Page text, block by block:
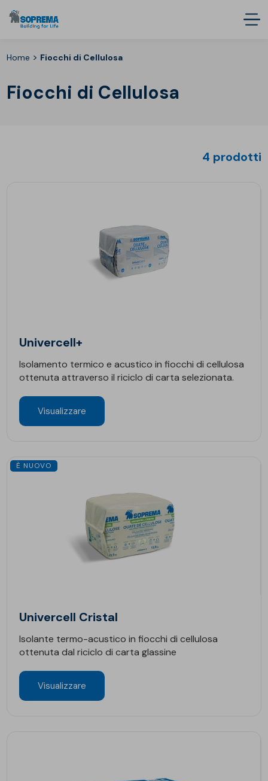
Home > Fiocchi di Cellulosa
Fiocchi di Cellulosa
4 prodotti
Univercell+
Isolamento termico e acustico in fiocchi di cellulosa
ottenuta attraverso il riciclo di carta selezionata.
Visualizzare
È NUOVO
Univercell Cristal
Isolante termo-acustico in fiocchi di cellulosa
ottenuta dal riciclo di carta glassine
Visualizzare